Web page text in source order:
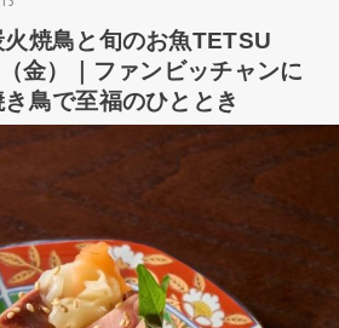
火焼鳥と旬のお魚TETSU
金）｜ファンビッチャンに
鳥で至福のひととき